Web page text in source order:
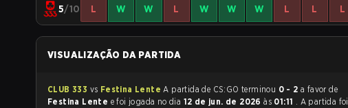
5/10 L W W L W W W L L L
VISUALIZAÇÃO DA PARTIDA
CLUB 333 vs Festina Lente A partida de CS:GO terminou 0 - 2 a favor de
Festina Lente
e foi jogada no dia 12 de jun. de 2026às 01:11 . A partida foi